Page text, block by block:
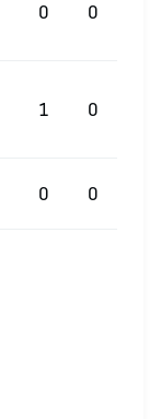
0 0
1 0
0 0